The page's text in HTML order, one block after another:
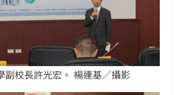
副校長許光宏。 楊連基／攝影